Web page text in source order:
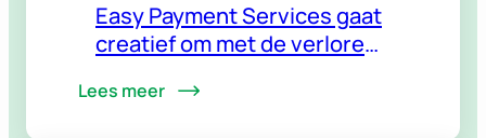
Easy Payment Services gaat
creatief om met de verloren
Lees meer